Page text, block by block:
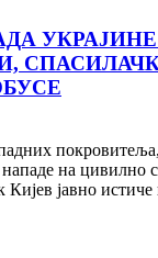
покровитеља,
на цивилно
јавно истиче